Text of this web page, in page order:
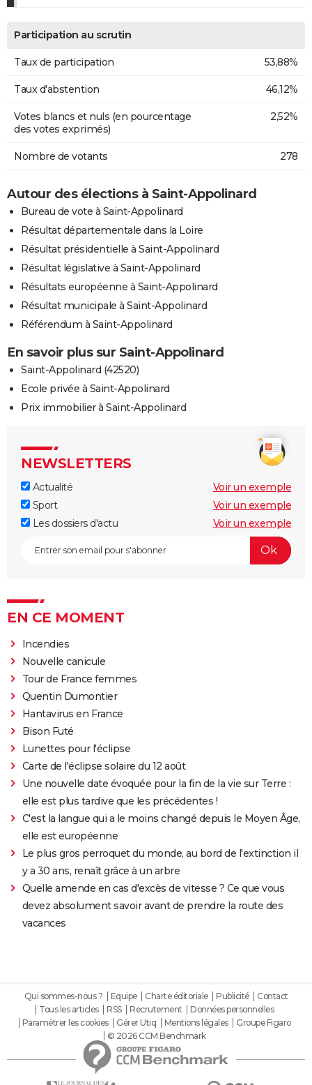
Participation au scrutin
Taux de participation 53,88%
Taux d'abstention 46,12%
Votes blancs et nuls (en pourcentage
des votes exprimés)
2,52%
Nombre de votants 278
Autour des élections à Saint-Appolinard
Bureau de vote à Saint-Appolinard
Résultat départementale dans la Loire
Résultat présidentielle à Saint-Appolinard
Résultat législative à Saint-Appolinard
Résultats européenne à Saint-Appolinard
Résultat municipale à Saint-Appolinard
Référendum à Saint-Appolinard
En savoir plus sur Saint-Appolinard
Saint-Appolinard (42520)
Ecole privée à Saint-Appolinard
Prix immobilier à Saint-Appolinard
NEWSLETTERS
Actualité
Voir un exemple
Sport
Voir un exemple
Les dossiers d'actu
Voir un exemple
EN CE MOMENT
Incendies
Nouvelle canicule
Tour de France femmes
Quentin Dumontier
Hantavirus en France
Bison Futé
Lunettes pour l'éclipse
Carte de l'éclipse solaire du 12 août
Une nouvelle date évoquée pour la fin de la vie sur Terre :
elle est plus tardive que les précédentes !
C'est la langue qui a le moins changé depuis le Moyen Âge,
elle est européenne
Le plus gros perroquet du monde, au bord de l'extinction il
y a 30 ans, renaît grâce à un arbre
Quelle amende en cas d'excès de vitesse ? Ce que vous
devez absolument savoir avant de prendre la route des
vacances
Qui sommes-nous ? Equipe Charte éditoriale Publicité
Contact
Tous les articles
RSS Recrutement
Données personnelles
Paramétrer les cookies
Gérer Utiq Mentions légales
Groupe Figaro
© 2026 CCM Benchmark